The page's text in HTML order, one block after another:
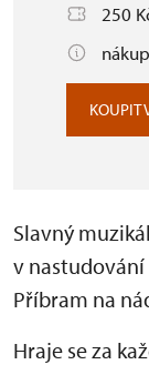
250
KOUPIT
Slavný
v nastudování
Příbram na
Hraje se za